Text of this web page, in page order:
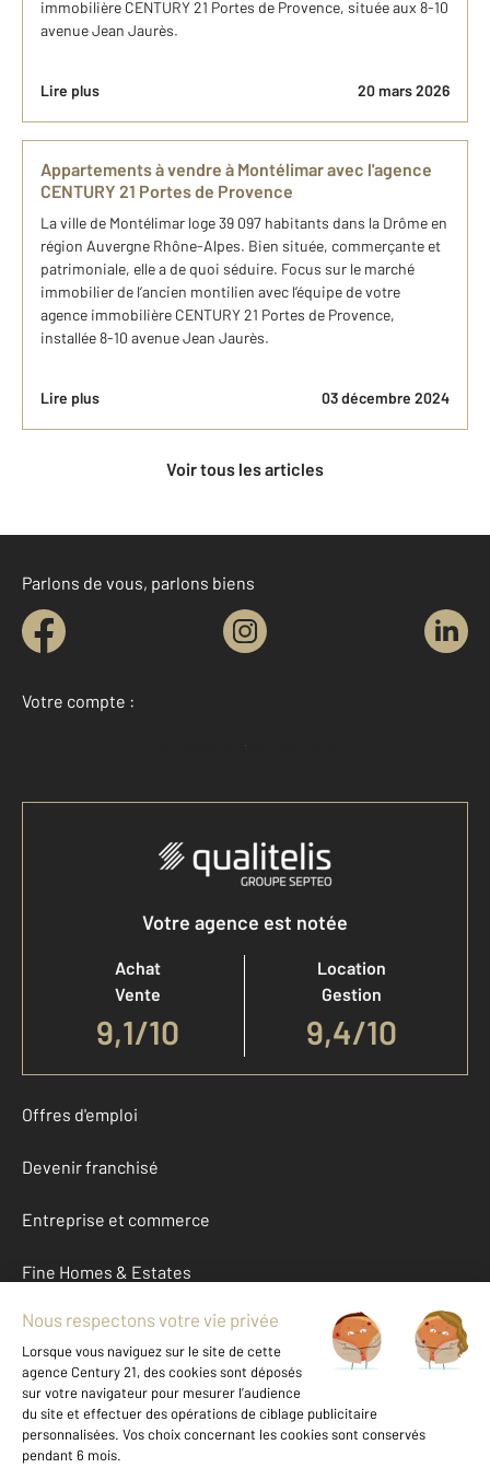
immobilière CENTURY 21 Portes de Provence, située aux 8-10
avenue Jean Jaurès.
Lire plus 20 mars 2026
Appartements à vendre à Montélimar avec l'agence
CENTURY 21 Portes de Provence
La ville de Montélimar loge 39 097 habitants dans la Drôme en
région Auvergne Rhône-Alpes. Bien située, commerçante et
patrimoniale, elle a de quoi séduire. Focus sur le marché
immobilier de l’ancien montilien avec l’équipe de votre
agence immobilière CENTURY 21 Portes de Provence,
installée 8-10 avenue Jean Jaurès.
Lire plus 03 décembre 2024
Voir tous les articles
Parlons de vous, parlons biens
Votre compte :
Accéder à mon compte
Votre agence est notée
Achat
Vente
9,1/10
Location
Gestion
9,4/10
Offres d'emploi
Devenir franchisé
Entreprise et commerce
Fine Homes & Estates
À propos
International
Nous contacter